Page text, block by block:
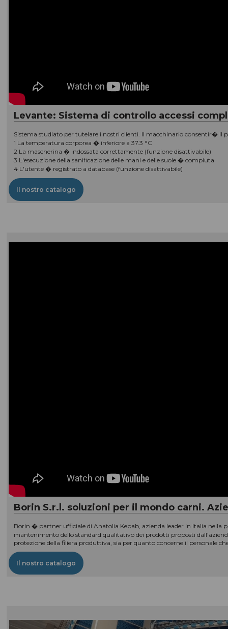
Levante: Sistema di controllo accessi
Sistema studiato per tutelare i nostri clienti. Il macchinario consentir� il
1 La temperatura corporea � inferiore a 37.3 °C
2 La mascherina � indossata correttamente (funzione disattivabile)
3 L'esecuzione della sanificazione delle mani e delle suole � compiuta
4 L'utente � registrato a database (funzione disattivabile)
Il nostro catalogo
Borin S.r.l. soluzioni per il mondo carni.
Borin � partner ufficiale di Anatolia Kebab, azienda leader in Italia nella
mantenimento dello standard qualitativo dei prodotti proposti
protezione della filiera produttiva, sia per quanto concerne il personale
Il nostro catalogo